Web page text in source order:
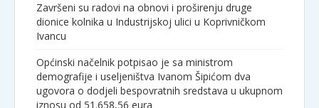
Završeni su radovi na obnovi i proširenju druge
dionice kolnika u Industrijskoj ulici u Koprivničkom
Ivancu
Općinski načelnik potpisao je sa ministrom
demografije i useljeništva Ivanom Šipićom dva
ugovora o dodjeli bespovratnih sredstava u ukupnom
iznosu od 51.658,56 eura